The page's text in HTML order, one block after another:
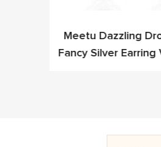
Meetu Dazzling
Fancy Silver Earring